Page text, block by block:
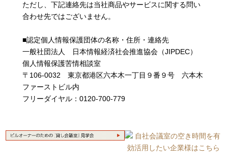
ただし、下記連絡先は当社商品やサービスに関する問い
合わせ先ではございません。
■認定個人情報保護団体の名称・住所・連絡先
一般社団法人 日本情報経済社会推進協会（JIPDEC）
個人情報保護苦情相談室
〒106-0032 東京都港区六本木一丁目９番９号 六本木
ファーストビル内
フリーダイヤル：0120-700-779